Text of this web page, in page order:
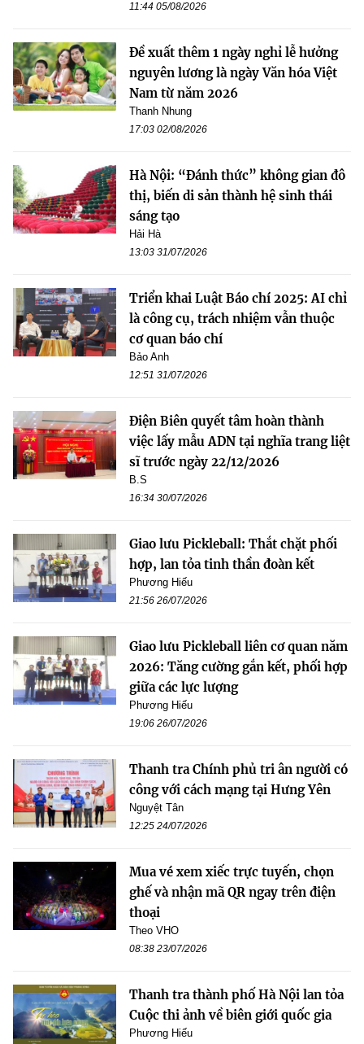
11:44 05/08/2026
Đề xuất thêm 1 ngày nghỉ lễ hưởng
nguyên lương là ngày Văn hóa Việt
Nam từ năm 2026
Thanh Nhung
17:03 02/08/2026
Hà Nội: “Đánh thức” không gian đô
thị, biến di sản thành hệ sinh thái
sáng tạo
Hải Hà
13:03 31/07/2026
Triển khai Luật Báo chí 2025: AI chỉ
là công cụ, trách nhiệm vẫn thuộc
cơ quan báo chí
Bảo Anh
12:51 31/07/2026
Điện Biên quyết tâm hoàn thành
việc lấy mẫu ADN tại nghĩa trang liệt
sĩ trước ngày 22/12/2026
B.S
16:34 30/07/2026
Giao lưu Pickleball: Thắt chặt phối
hợp, lan tỏa tinh thần đoàn kết
Phương Hiếu
21:56 26/07/2026
Giao lưu Pickleball liên cơ quan năm
2026: Tăng cường gắn kết, phối hợp
giữa các lực lượng
Phương Hiếu
19:06 26/07/2026
Thanh tra Chính phủ tri ân người có
công với cách mạng tại Hưng Yên
Nguyệt Tân
12:25 24/07/2026
Mua vé xem xiếc trực tuyến, chọn
ghế và nhận mã QR ngay trên điện
thoại
Theo VHO
08:38 23/07/2026
Thanh tra thành phố Hà Nội lan tỏa
Cuộc thi ảnh về biên giới quốc gia
Phương Hiếu